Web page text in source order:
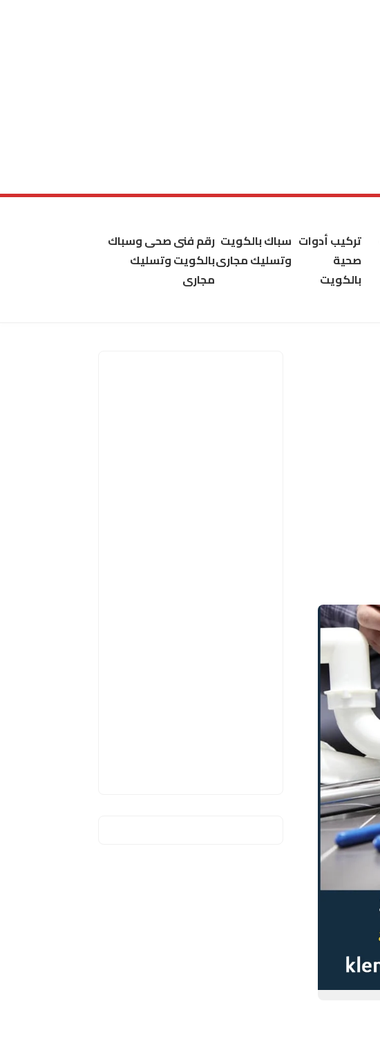
تركيب أدوات
صحية
بالكويت
سباك بالكويت
وتسليك مجارى
رقم فنى صحى وسباك
بالكويت وتسليك
مجارى